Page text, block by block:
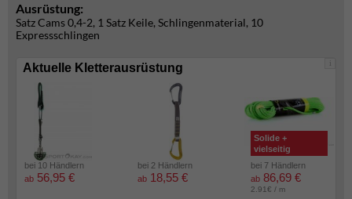
Ausrüstung:
Satz Cams 0,4-2, 1 Satz Keile, Schlingenmaterial, 10
Expressschlingen
i
Aktuelle Kletterausrüstung
bei 10 Händlern
ab 56,95 €
bei 2 Händlern
ab 18,55 €
Solide +
vielseitig
bei 7 Händlern
ab 86,69 €
2.91€ / m